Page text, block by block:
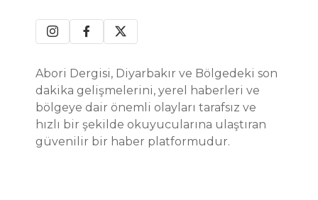
Abori Dergisi, Diyarbakır ve Bölgedeki son
dakika gelişmelerini, yerel haberleri ve
bölgeye dair önemli olayları tarafsız ve
hızlı bir şekilde okuyucularına ulaştıran
güvenilir bir haber platformudur.